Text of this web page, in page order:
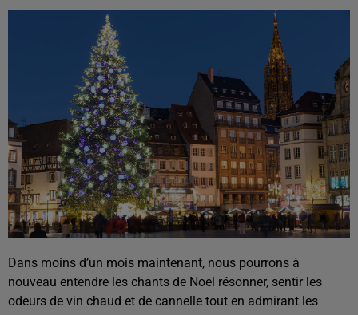
Dans moins d’un mois maintenant, nous pourrons à
nouveau entendre les chants de Noel résonner, sentir les
odeurs de vin chaud et de cannelle tout en admirant les